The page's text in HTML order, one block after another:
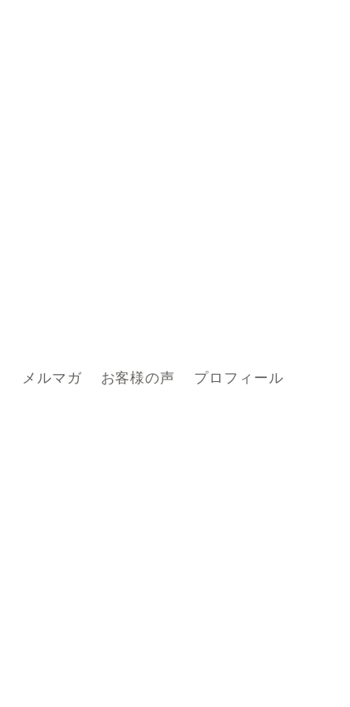
メルマガ お客様の声 プロフィール